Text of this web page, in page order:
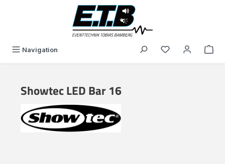
Navigation You have 0
Showtec LED Bar 16